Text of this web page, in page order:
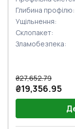
Глибина профілю:
Ущільнення:
Склопакет:
Зламобезпека:
₴27,652.79
₴19,356.95